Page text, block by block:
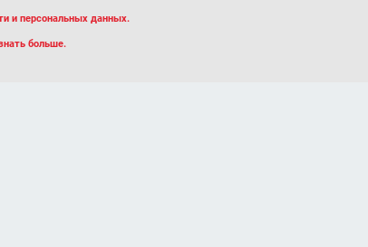
и персональных данных.
больше.